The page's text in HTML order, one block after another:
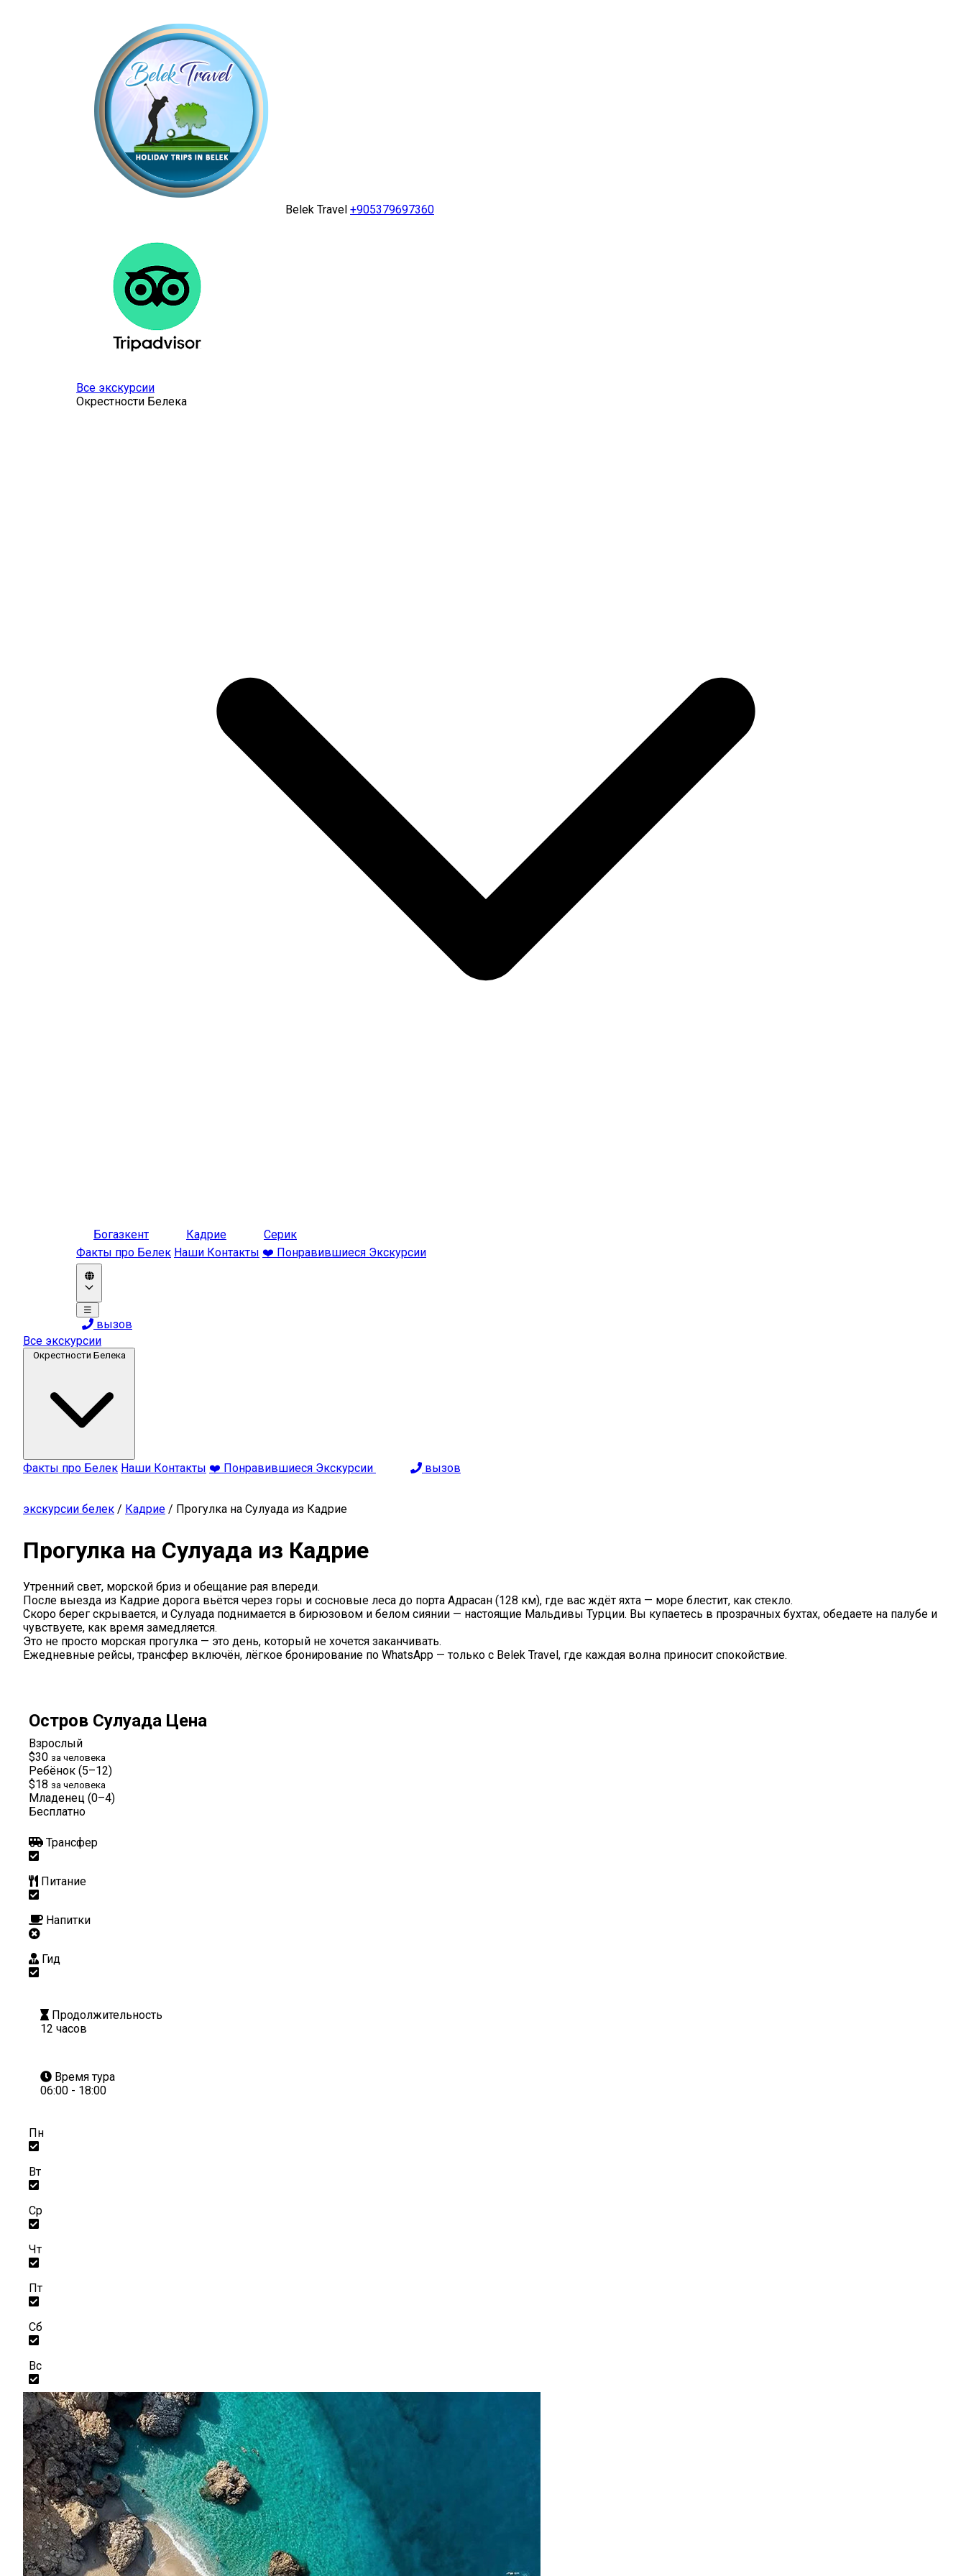
Belek Travel +905379697360
Все экскурсии
Окрестности Белека
Богазкент Кадрие
Серик
Факты про Белек Наши Контакты ❤️ Понравившиеся Экскурсии
☰
вызов
Все экскурсии
Окрестности Белека
Факты про Белек Наши Контакты ❤️ Понравившиеся Экскурсии вызов
экскурсии белек / Кадрие / Прогулка на Сулуада из Кадрие
Прогулка на Сулуада из Кадрие
Утренний свет, морской бриз и обещание рая впереди.
После выезда из Кадрие дорога вьётся через горы и сосновые леса до порта Адрасан (128 км), где вас ждёт яхта — море блестит, как стекло.
Скоро берег скрывается, и Сулуада поднимается в бирюзовом и белом сиянии — настоящие Мальдивы Турции. Вы купаетесь в прозрачных бухтах, обедаете на палубе и
чувствуете, как время замедляется.
Это не просто морская прогулка — это день, который не хочется заканчивать.
Ежедневные рейсы, трансфер включён, лёгкое бронирование по WhatsApp — только с Belek Travel, где каждая волна приносит спокойствие.
Остров Сулуада Цена
Взрослый
$30 за человека
Ребёнок (5–12)
$18 за человека
Младенец (0–4)
Бесплатно
Трансфер
Питание
Напитки
Гид
Продолжительность
12 часов
Время тура
06:00 - 18:00
Пн
Вт
Ср
Чт
Пт
Сб
Вс